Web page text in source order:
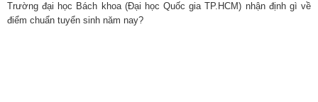
Trường đại học Bách khoa (Đại học Quốc gia TP.HCM) nhận định gì về
điểm chuẩn tuyển sinh năm nay?